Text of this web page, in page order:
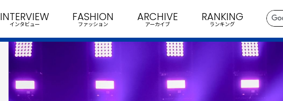
INTERVIEW
インタビュー
FASHION
ファッション
ARCHIVE
アーカイブ
RANKING
ランキング